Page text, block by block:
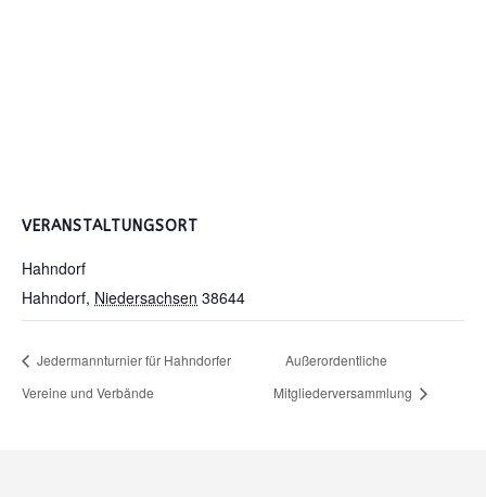
VERANSTALTUNGSORT
Hahndorf
Hahndorf, Niedersachsen 38644
Jedermannturnier für Hahndorfer
Vereine und Verbände
Außerordentliche
Mitgliederversammlung